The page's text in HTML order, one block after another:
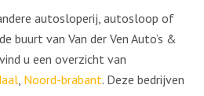
autosloperij, autosloop of
buurt van Van der Ven Auto’s &
u een overzicht van
, Noord-brabant. Deze bedrijven